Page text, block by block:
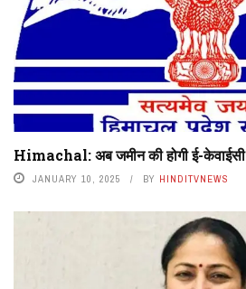
Himachal: अब जमीन की होगी ई-केवाईसी
JANUARY 10, 2025 BY HINDITVNEWS